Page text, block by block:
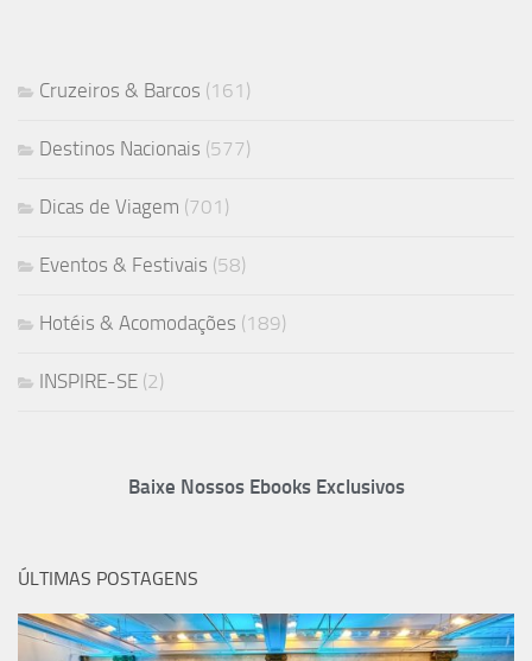
Cruzeiros & Barcos (161)
Destinos Nacionais (577)
Dicas de Viagem (701)
Eventos & Festivais (58)
Hotéis & Acomodações (189)
INSPIRE-SE (2)
Baixe Nossos Ebooks Exclusivos
ÚLTIMAS POSTAGENS